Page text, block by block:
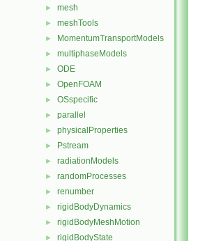
► mesh
► meshTools
► MomentumTransportModels
► multiphaseModels
► ODE
► OpenFOAM
► OSspecific
► parallel
► physicalProperties
► Pstream
► radiationModels
► randomProcesses
► renumber
► rigidBodyDynamics
► rigidBodyMeshMotion
► rigidBodyState